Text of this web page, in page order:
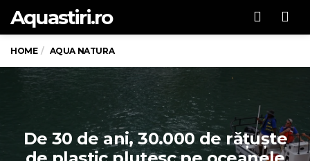
Aquastiri.ro
HOME AQUA NATURA
De 30 de ani, 30.000 de rățuște